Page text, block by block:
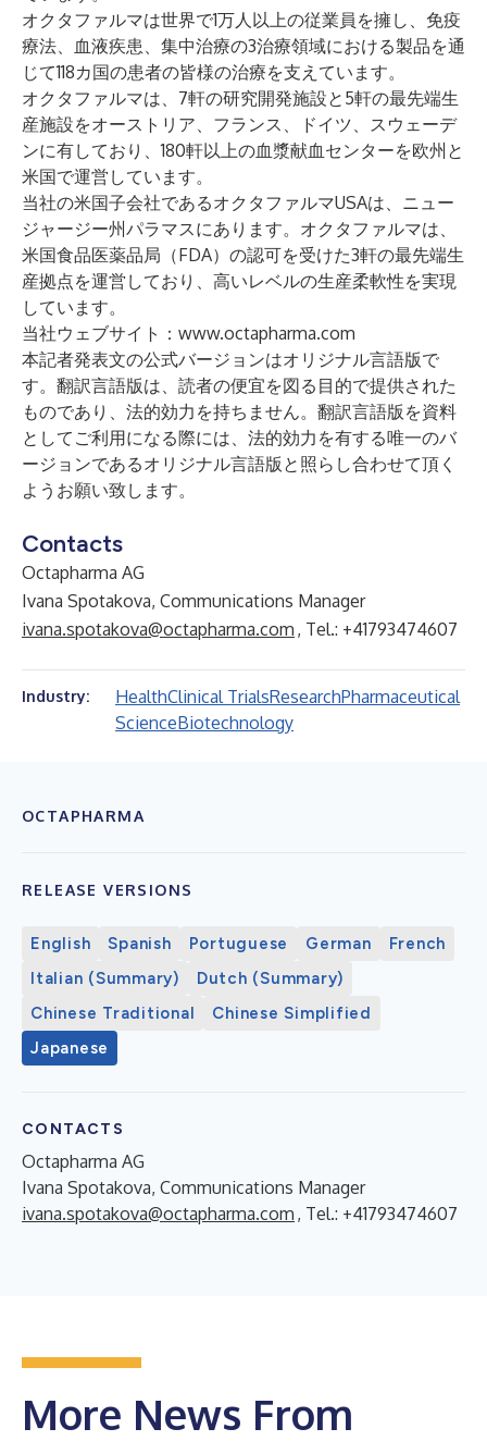
オクタファルマは世界で1万人以上の従業員を擁し、免疫
療法、血液疾患、集中治療の3治療領域における製品を通
じて118カ国の患者の皆様の治療を支えています。
オクタファルマは、7軒の研究開発施設と5軒の最先端生
産施設をオーストリア、フランス、ドイツ、スウェーデ
ンに有しており、180軒以上の血漿献血センターを欧州と
米国で運営しています。
当社の米国子会社であるオクタファルマUSAは、ニュー
ジャージー州パラマスにあります。オクタファルマは、
米国食品医薬品局（FDA）の認可を受けた3軒の最先端生
産拠点を運営しており、高いレベルの生産柔軟性を実現
しています。
当社ウェブサイト： www.octapharma.com
本記者発表文の公式バージョンはオリジナル言語版で
す。翻訳言語版は、読者の便宜を図る目的で提供された
ものであり、法的効力を持ちません。翻訳言語版を資料
としてご利用になる際には、法的効力を有する唯一のバ
ージョンであるオリジナル言語版と照らし合わせて頂く
ようお願い致します。
Contacts
Octapharma AG
Ivana Spotakova, Communications Manager
ivana.spotakova@octapharma.com , Tel.: +41793474607
Industry: HealthClinical TrialsResearchPharmaceutical
ScienceBiotechnology
OCTAPHARMA
RELEASE VERSIONS
English Spanish Portuguese German
French
Italian (Summary)
Dutch (Summary)
Chinese Traditional
Chinese Simplified
Japanese
CONTACTS
Octapharma AG
Ivana Spotakova, Communications Manager
ivana.spotakova@octapharma.com , Tel.: +41793474607
More News From